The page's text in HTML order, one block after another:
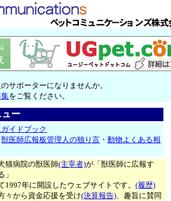
サポーターになりませんか。
をご覧ください。
ー
イドブック
獣医師広報板管理人の独り言 ・動物よくある相
猫病院の獣医師(主宰者)が「獣医師に広報す
」
1997年に開設したウェブサイトです。(履歴)
々から資金応援を受け(決算報告)、趣旨に賛同